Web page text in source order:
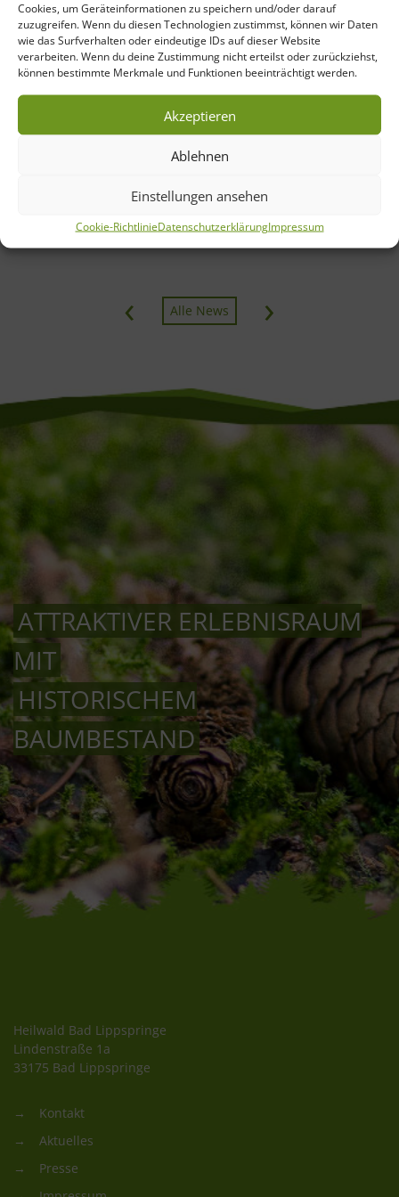
Cookies, um Geräteinformationen zu speichern und/oder darauf
zuzugreifen. Wenn du diesen Technologien zustimmst, können wir Daten
wie das Surfverhalten oder eindeutige IDs auf dieser Website
verarbeiten. Wenn du deine Zustimmung nicht erteilst oder zurückziehst,
können bestimmte Merkmale und Funktionen beeinträchtigt werden.
Akzeptieren
Ablehnen
Einstellungen ansehen
Cookie-RichtlinieDatenschutzerklärungImpressum
Heilwald Bad Lippspringe
In Zusammenarbeit mit der Gartenschau und der Stadt Bad
Lippspringe bietet das Medizinische Zentrum für Gesundheit
Heilwald an. Die Klimatherapeutischen Wanderungen und
Walking-Kurse sind kostenfrei und ohne Voranmeldung zu
interessiert, sollte sich Mittwoch, 1. Oktober, oder Mittwoch,
‹ ›
Alle News
ATTRAKTIVER ERLEBNISRAUM
MIT
HISTORISCHEM
BAUMBESTAND
Heilwald Bad Lippspringe
Lindenstraße 1a
33175 Bad Lippspringe
Kontakt
Aktuelles
Presse